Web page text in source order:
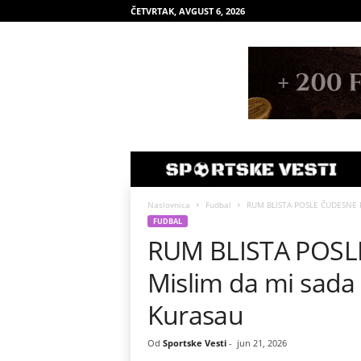
ČETVRTAK, AVGUST 6, 2026
Naslovnica Fudbal RUM BLISTA POSLE
FUDBAL
RUM BLISTA
Mislim da mi
Kurasau
Od Sportske Vesti- jun 21, 2026